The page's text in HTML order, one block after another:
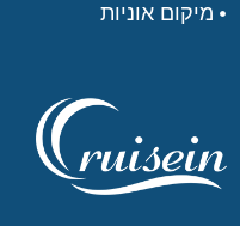
מיקום אוניות